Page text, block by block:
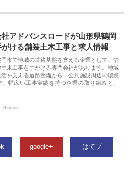
アドバンスロードが山形県鶴岡
ける舗装土木工事と求人情報
岡市で地域の道路基盤を支える企業として、舗
木工事を手がける専門会社があります。地域
を支える道路整備から、公共施設周辺の環境
、幅広い工事実績を持つ企業の取り組みと、
0views
google+ はてブ